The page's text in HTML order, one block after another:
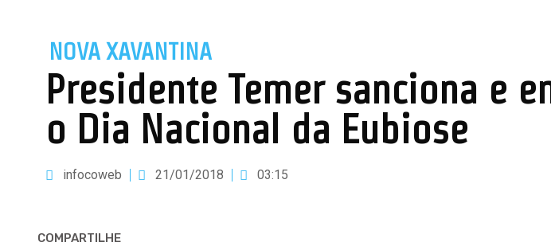
NOVA XAVANTINA
Presidente Temer sanciona e
o Dia Nacional da Eubiose
infocoweb 21/01/2018 03:15
COMPARTILHE